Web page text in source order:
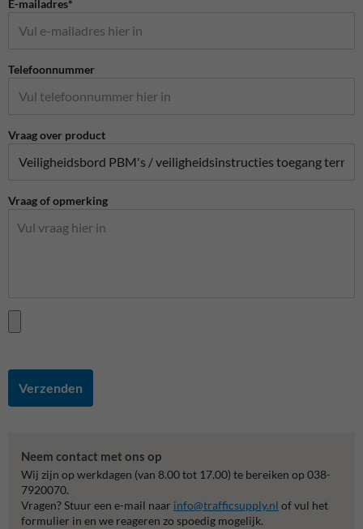
E-mailadres*
Telefoonnummer
Vraag over product
Vraag of opmerking
Verzenden
Neem contact met ons op
Wij zijn op werkdagen (van 8.00 tot 17.00) te bereiken op 038-
7920070.
Vragen? Stuur een e-mail naar info@trafficsupply.nl of vul het
formulier in en we reageren zo spoedig mogelijk.